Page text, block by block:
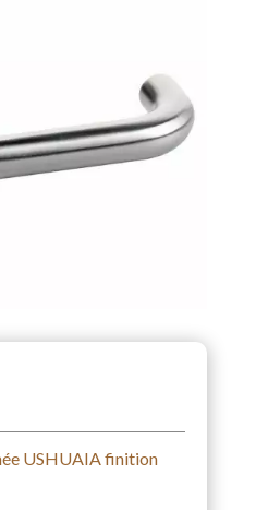
USHUAIA finition